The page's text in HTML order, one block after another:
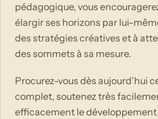
pédagogique, vous
élargir ses horizons par lui-
des stratégies créatives et à
des sommets à sa mesure.
Procurez-vous dès aujourd'hui
complet, soutenez très
efficacement le